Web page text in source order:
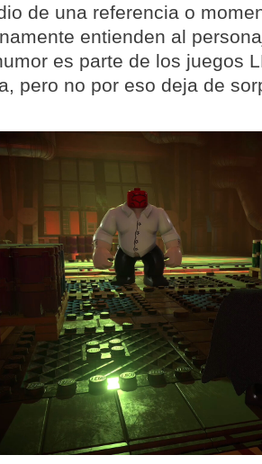
de una referencia o
entienden al
es parte de los juegos
pero no por eso deja de